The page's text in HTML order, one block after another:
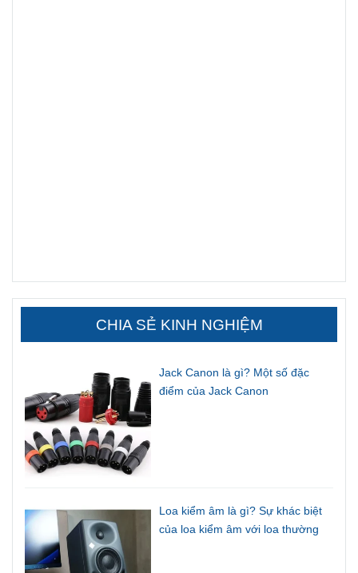
CHIA SẺ KINH NGHIỆM
Jack Canon là gì? Một số đặc
điểm của Jack Canon
Loa kiểm âm là gì? Sự khác biệt
của loa kiểm âm với loa thường